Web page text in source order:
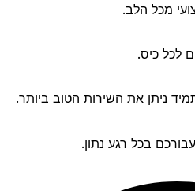
מכל הלב.
לכל כיס.
ניתן את השירות הטוב ביותר.